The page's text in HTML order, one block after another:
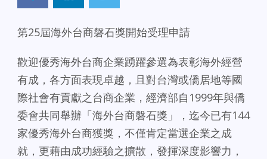
第25屆海外台商磐石獎開始受理申請
歡迎優秀海外台商企業踴躍參選為表彰海外經營
有成，各方面表現卓越，且對台灣或僑居地等國
際社會有貢獻之台商企業，經濟部自1999年與僑
委會共同舉辦「海外台商磐石獎」，迄今已有144
家優秀海外台商獲獎，不僅肯定當選企業之成
就，更藉由成功經驗之擴散，發揮深度影響力，